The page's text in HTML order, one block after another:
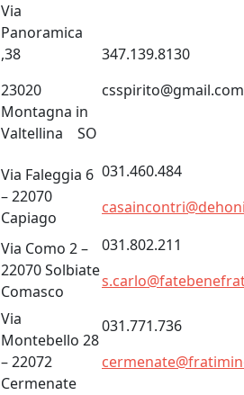
Via
Panoramica
,38
23020
Montagna in
Valtellina SO
347.139.8130
csspirito@gmail.com
Via Faleggia 6
– 22070
Capiago
031.460.484
Via Como 2 –
22070 Solbiate
Comasco
031.802.211
Via
Montebello 28
– 22072
Cermenate
031.771.736